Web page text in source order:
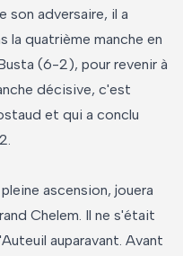
son adversaire, il a
la quatrième manche en
(6-2), pour revenir à
décisive, c'est
et qui a conclu
ascension, jouera
Chelem. Il ne s'était
auparavant. Avant